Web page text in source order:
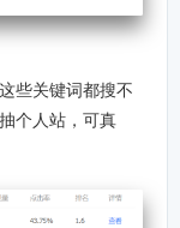
些关键词都搜不
个人站，可真